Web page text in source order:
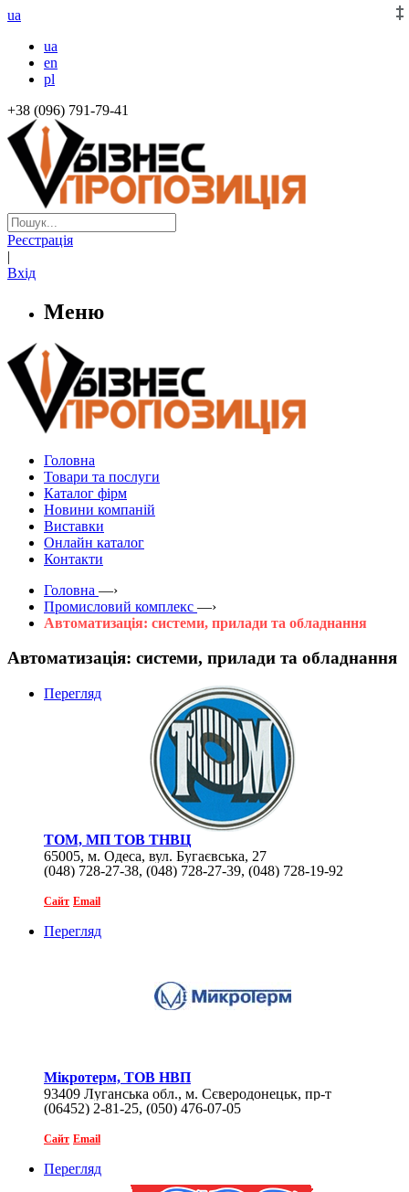
ua
ua
en
pl
+38 (096) 791-79-41
Реєстрація
|
Вхід
Меню
Головна
Товари та послуги
Каталог фірм
Новини компаній
Виставки
Онлайн каталог
Контакти
Головна —›
Промисловий комплекс —›
Автоматизація: системи, прилади та обладнання
Автоматизація: системи, прилади та обладнання
Перегляд
ТОМ, МП ТОВ ТНВЦ
65005, м. Одеса, вул. Бугаєвська, 27
(048) 728-27-38, (048) 728-27-39, (048) 728-19-92
Сайт Email
Перегляд
Мікротерм, ТОВ НВП
93409 Луганська обл., м. Сєверодонецьк, пр-т
Космонавтів, 16
(06452) 2-81-25, (050) 476-07-05
Сайт Email
Перегляд